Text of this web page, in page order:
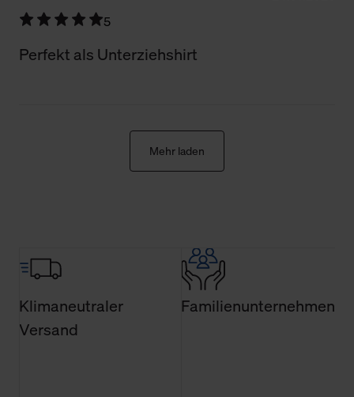
den Menüpunkt „Datenschutzeinstellungen“ können Sie
Einwilligung ist grundsätzlich freiwillig, für die Nutzung
Verwendung der Cookies sowie die bis zum Zeitpunkt der
finden Sie in unserer Datenschutzerklärung.
5
Perfekt als Unterziehshirt
Mehr laden
Klimaneutraler
Versand
Familienunternehmen